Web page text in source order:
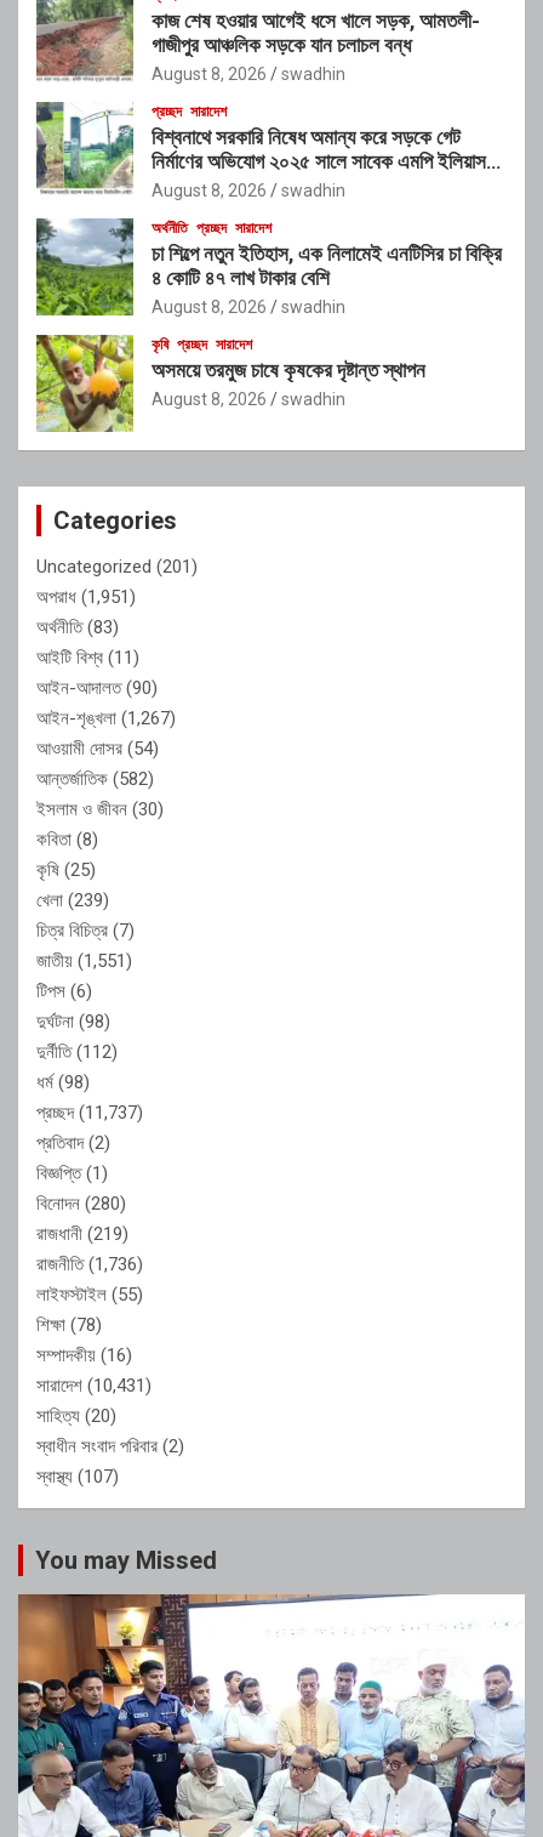
কাজ শেষ হওয়ার আগেই ধসে খালে সড়ক, আমতলী-
গাজীপুর আঞ্চলিক সড়কে যান চলাচল বন্ধ
August 8, 2026 swadhin
প্রচ্ছদ সারাদেশ
বিশ্বনাথে সরকারি নিষেধ অমান্য করে সড়কে গেট
নির্মাণের অভিযোগ ২০২৫ সালে সাবেক এমপি ইলিয়াস
আলীর নামে নামফলক স্থাপনের অভিযোগ
August 8, 2026 swadhin
অর্থনীতি প্রচ্ছদ সারাদেশ
চা শিল্পে নতুন ইতিহাস, এক নিলামেই এনটিসির চা বিক্রি
৪ কোটি ৪৭ লাখ টাকার বেশি
August 8, 2026 swadhin
কৃষি প্রচ্ছদ সারাদেশ
অসময়ে তরমুজ চাষে কৃষকের দৃষ্টান্ত স্থাপন
August 8, 2026 swadhin
Categories
Uncategorized (201)
অপরাধ (1,951)
অর্থনীতি(83)
আইটি বিশ্ব (11)
আইন-আদালত(90)
আইন-শৃঙ্খলা (1,267)
আওয়ামী দোসর (54)
আন্তর্জাতিক (582)
ইসলাম ও জীবন (30)
কবিতা (8)
কৃষি (25)
খেলা (239)
চিত্র বিচিত্র (7)
জাতীয় (1,551)
টিপস (6)
দুর্ঘটনা (98)
দুর্নীতি(112)
ধর্ম(98)
প্রচ্ছদ(11,737)
প্রতিবাদ(2)
বিজ্ঞপ্তি(1)
বিনোদন (280)
রাজধানী (219)
রাজনীতি(1,736)
লাইফস্টাইল (55)
শিক্ষা (78)
সম্পাদকীয় (16)
সারাদেশ (10,431)
সাহিত্য (20)
স্বাধীন সংবাদ পরিবার (2)
স্বাস্থ্য (107)
You may Missed